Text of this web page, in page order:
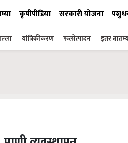
कृषीपीडिया सरकारी योजना
यांत्रिकीकरण फलोत्पादन इतर